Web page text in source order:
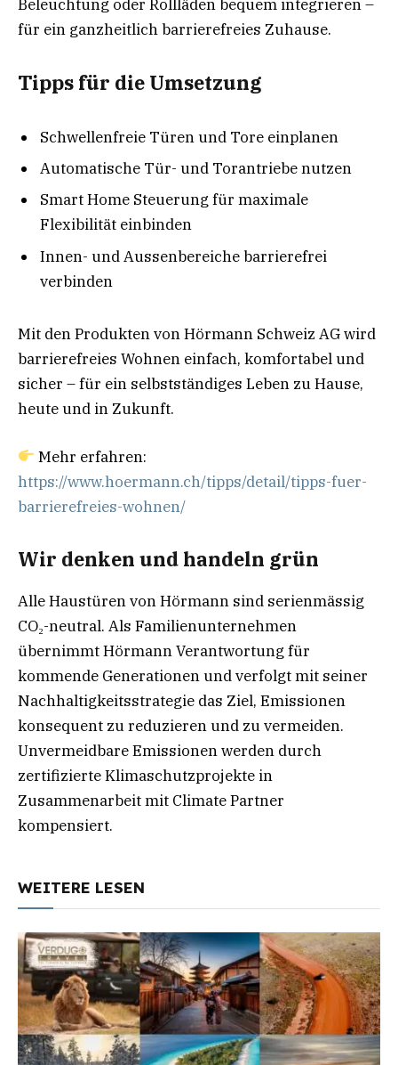
Beleuchtung oder Rollläden bequem integrieren –
für ein ganzheitlich barrierefreies Zuhause.
Tipps für die Umsetzung
Schwellenfreie Türen und Tore einplanen
Automatische Tür- und Torantriebe nutzen
Smart Home Steuerung für maximale
Flexibilität einbinden
Innen- und Aussenbereiche barrierefrei
verbinden
Mit den Produkten von Hörmann Schweiz AG wird
barrierefreies Wohnen einfach, komfortabel und
sicher – für ein selbstständiges Leben zu Hause,
heute und in Zukunft.
Mehr erfahren:
https://www.hoermann.ch/tipps/detail/tipps-fuer-
barrierefreies-wohnen/
Wir denken und handeln grün
Alle Haustüren von Hörmann sind serienmässig
CO₂-neutral. Als Familienunternehmen
übernimmt Hörmann Verantwortung für
kommende Generationen und verfolgt mit seiner
Nachhaltigkeitsstrategie das Ziel, Emissionen
konsequent zu reduzieren und zu vermeiden.
Unvermeidbare Emissionen werden durch
zertifizierte Klimaschutzprojekte in
Zusammenarbeit mit Climate Partner
kompensiert.
WEITERE LESEN